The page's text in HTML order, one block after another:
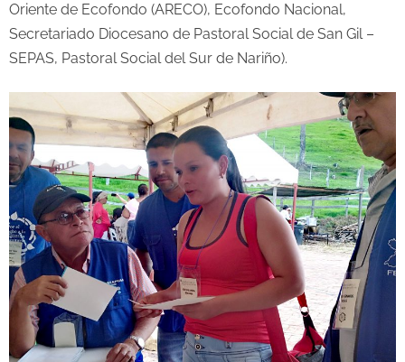
Oriente de Ecofondo (ARECO), Ecofondo Nacional,
Secretariado Diocesano de Pastoral Social de San Gil –
SEPAS, Pastoral Social del Sur de Nariño).